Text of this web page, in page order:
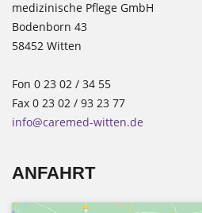
medizinische Pflege GmbH
Bodenborn 43
58452 Witten
Fon 0 23 02 / 34 55
Fax 0 23 02 / 93 23 77
info@caremed-witten.de
ANFAHRT